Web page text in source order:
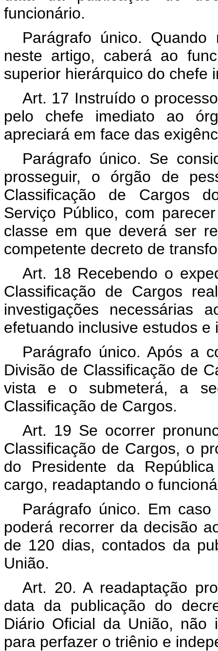
funcionário.
Parágrafo único.
neste artigo, caberá ao
superior hierárquico do chefe
Art. 17 Instruído o
pelo chefe imediato ao
apreciará em face das
Parágrafo único. Se
prosseguir, o órgão de
Classificação de Cargos
Serviço Público, com
classe em que deverá ser
competente decreto de
Art. 18 Recebendo o
Classificação de Cargos
investigações necessárias
efetuando inclusive estudos e
Parágrafo único. Após a
Divisão de Classificação de
vista e o submeterá, a
Classificação de Cargos.
Art. 19 Se ocorrer
Classificação de Cargos, o
do Presidente da
cargo, readaptando o
Parágrafo único. Em
poderá recorrer da decisão
de 120 dias, contados da
União.
Art. 20. A readaptação
data da publicação do
Diário Oficial da União, não
para perfazer o triênio e